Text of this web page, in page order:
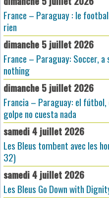
France – Paraguay : le
rien
dimanche 5 juillet 2026
France – Paraguay: Soccer,
nothing
dimanche 5 juillet 2026
Francia – Paraguay: el
golpe no cuesta nada
samedi 4 juillet 2026
Les Bleus tombent avec les
32)
samedi 4 juillet 2026
Les Bleus Go Down with